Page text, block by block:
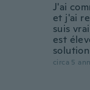
J'ai
et j'ai
suis
est
circa 5